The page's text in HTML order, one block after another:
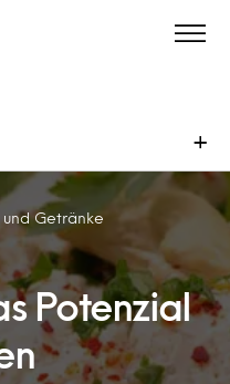
+
und Getränke
Potenzial